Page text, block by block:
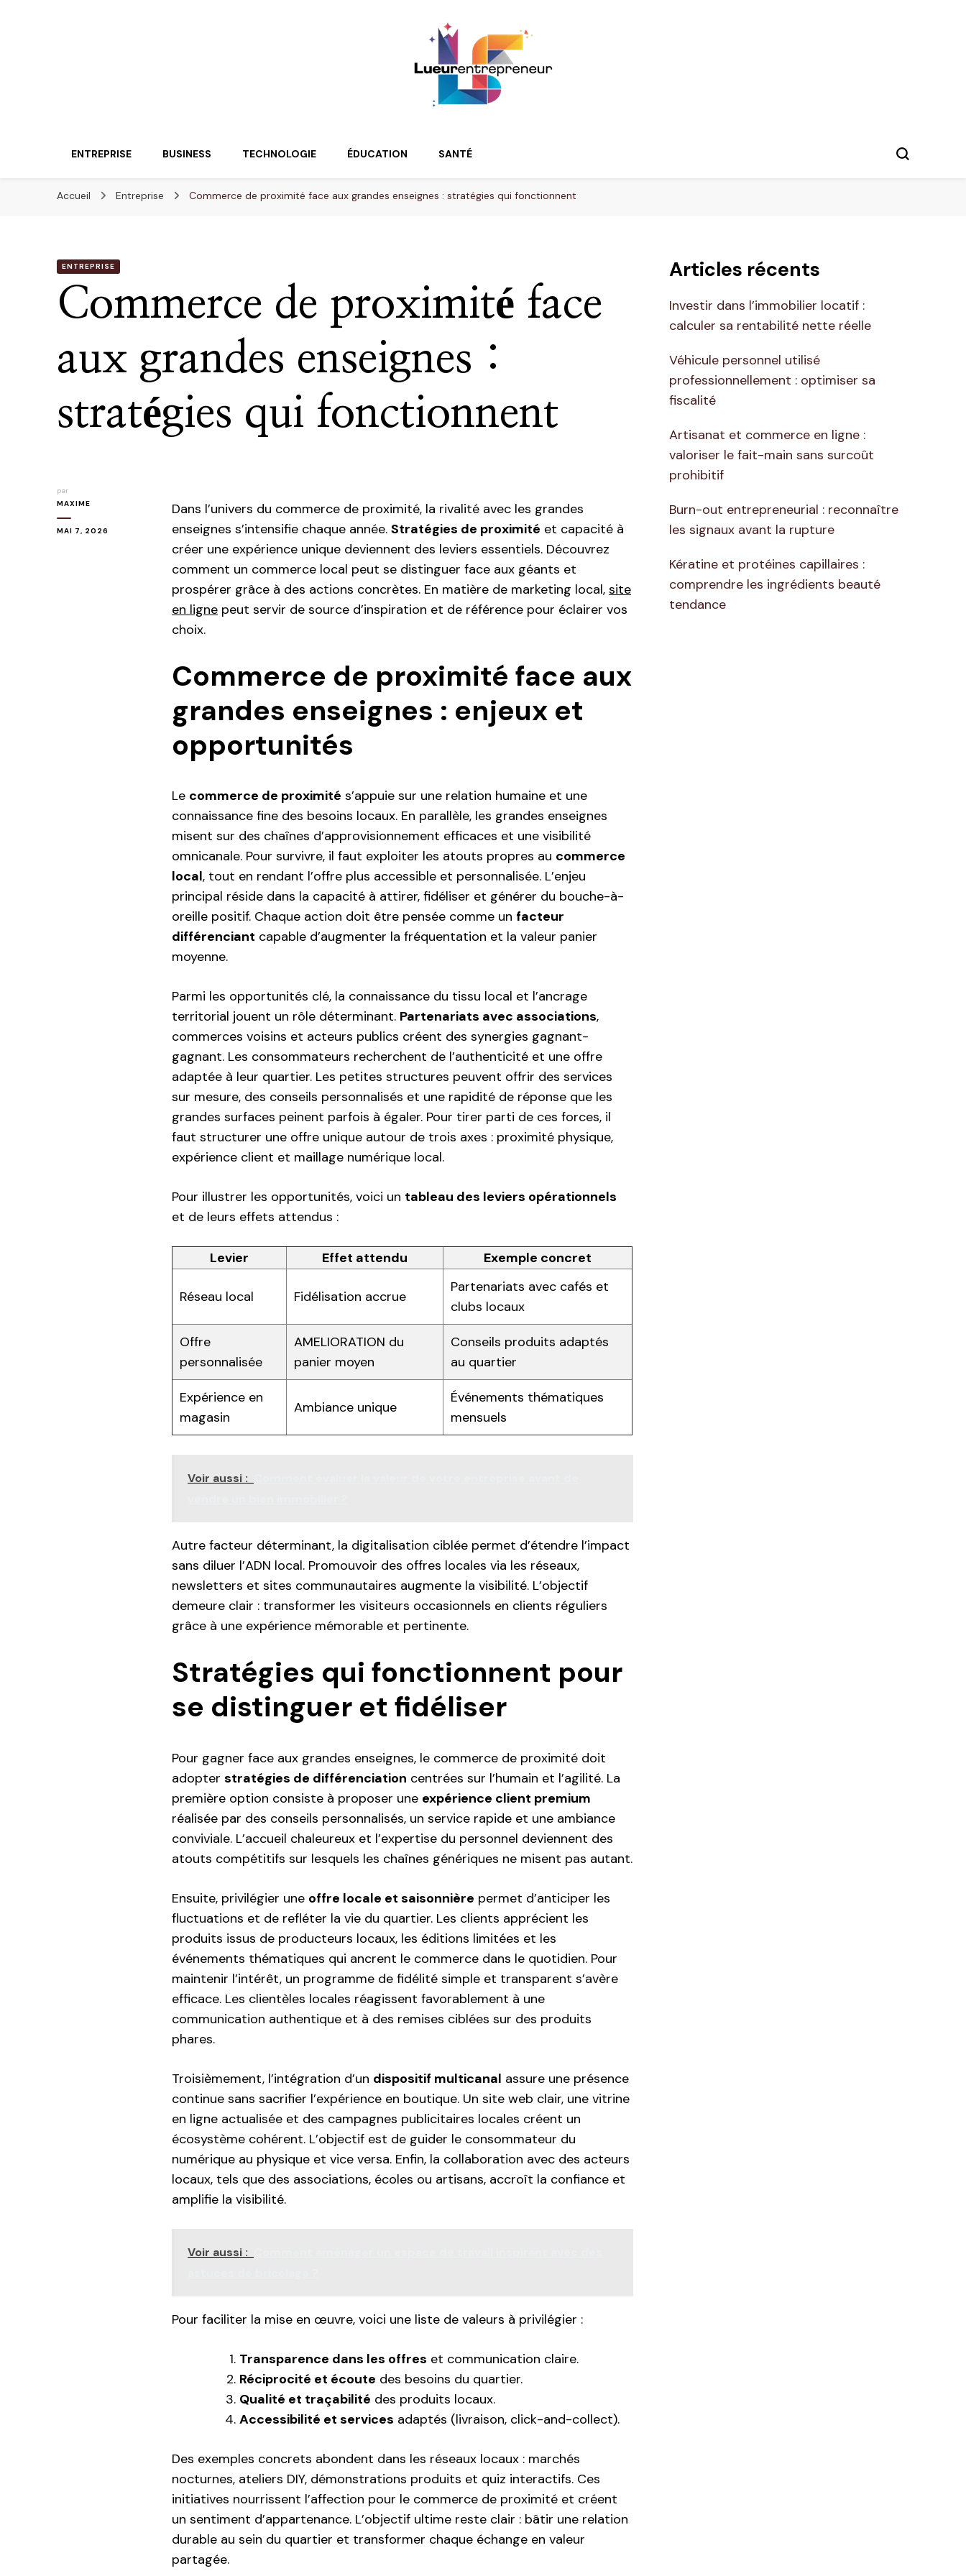
ENTREPRISE BUSINESS TECHNOLOGIE ÉDUCATION SANTÉ
Accueil Entreprise Commerce de proximité face aux grandes enseignes : stratégies qui fonctionnent
ENTREPRISE
Commerce de proximité face
aux grandes enseignes :
stratégies qui fonctionnent
par
MAXIME
MAI 7, 2026
Dans l’univers du commerce de proximité, la rivalité avec les grandes
enseignes s’intensifie chaque année. Stratégies de proximité et capacité à
créer une expérience unique deviennent des leviers essentiels. Découvrez
comment un commerce local peut se distinguer face aux géants et
prospérer grâce à des actions concrètes. En matière de marketing local, site
en ligne peut servir de source d’inspiration et de référence pour éclairer vos
choix.
Commerce de proximité face aux
grandes enseignes : enjeux et
opportunités
Le commerce de proximité s’appuie sur une relation humaine et une
connaissance fine des besoins locaux. En parallèle, les grandes enseignes
misent sur des chaînes d’approvisionnement efficaces et une visibilité
omnicanale. Pour survivre, il faut exploiter les atouts propres au commerce
local, tout en rendant l’offre plus accessible et personnalisée. L’enjeu
principal réside dans la capacité à attirer, fidéliser et générer du bouche-à-
oreille positif. Chaque action doit être pensée comme un facteur
différenciant capable d’augmenter la fréquentation et la valeur panier
moyenne.
Parmi les opportunités clé, la connaissance du tissu local et l’ancrage
territorial jouent un rôle déterminant. Partenariats avec associations,
commerces voisins et acteurs publics créent des synergies gagnant-
gagnant. Les consommateurs recherchent de l’authenticité et une offre
adaptée à leur quartier. Les petites structures peuvent offrir des services
sur mesure, des conseils personnalisés et une rapidité de réponse que les
grandes surfaces peinent parfois à égaler. Pour tirer parti de ces forces, il
faut structurer une offre unique autour de trois axes : proximité physique,
expérience client et maillage numérique local.
Pour illustrer les opportunités, voici un tableau des leviers opérationnels
et de leurs effets attendus :
Levier Effet attendu Exemple concret
Réseau local Fidélisation accrue
Partenariats avec cafés et
clubs locaux
Offre
personnalisée
AMELIORATION du
panier moyen
Conseils produits adaptés
au quartier
Expérience en
magasin
Ambiance unique
Événements thématiques
mensuels
Voir aussi :
Autre facteur déterminant, la digitalisation ciblée permet d’étendre l’impact
sans diluer l’ADN local. Promouvoir des offres locales via les réseaux,
newsletters et sites communautaires augmente la visibilité. L’objectif
demeure clair : transformer les visiteurs occasionnels en clients réguliers
grâce à une expérience mémorable et pertinente.
Stratégies qui fonctionnent pour
se distinguer et fidéliser
Pour gagner face aux grandes enseignes, le commerce de proximité doit
adopter stratégies de différenciation centrées sur l’humain et l’agilité. La
première option consiste à proposer une expérience client premium
réalisée par des conseils personnalisés, un service rapide et une ambiance
conviviale. L’accueil chaleureux et l’expertise du personnel deviennent des
atouts compétitifs sur lesquels les chaînes génériques ne misent pas autant.
Ensuite, privilégier une offre locale et saisonnière permet d’anticiper les
fluctuations et de refléter la vie du quartier. Les clients apprécient les
produits issus de producteurs locaux, les éditions limitées et les
événements thématiques qui ancrent le commerce dans le quotidien. Pour
maintenir l’intérêt, un programme de fidélité simple et transparent s’avère
efficace. Les clientèles locales réagissent favorablement à une
communication authentique et à des remises ciblées sur des produits
phares.
Troisièmement, l’intégration d’un dispositif multicanal assure une présence
continue sans sacrifier l’expérience en boutique. Un site web clair, une vitrine
en ligne actualisée et des campagnes publicitaires locales créent un
écosystème cohérent. L’objectif est de guider le consommateur du
numérique au physique et vice versa. Enfin, la collaboration avec des acteurs
locaux, tels que des associations, écoles ou artisans, accroît la confiance et
amplifie la visibilité.
Voir aussi :
Pour faciliter la mise en œuvre, voici une liste de valeurs à privilégier :
Transparence dans les offres et communication claire.
Réciprocité et écoute des besoins du quartier.
Qualité et traçabilité des produits locaux.
Accessibilité et services adaptés (livraison, click-and-collect).
Des exemples concrets abondent dans les réseaux locaux : marchés
nocturnes, ateliers DIY, démonstrations produits et quiz interactifs. Ces
initiatives nourrissent l’affection pour le commerce de proximité et créent
un sentiment d’appartenance. L’objectif ultime reste clair : bâtir une relation
durable au sein du quartier et transformer chaque échange en valeur
partagée.
Articles récents
Investir dans l’immobilier locatif :
calculer sa rentabilité nette réelle
Véhicule personnel utilisé
professionnellement : optimiser sa
fiscalité
Artisanat et commerce en ligne :
valoriser le fait-main sans surcoût
prohibitif
Burn-out entrepreneurial : reconnaître
les signaux avant la rupture
Kératine et protéines capillaires :
comprendre les ingrédients beauté
tendance